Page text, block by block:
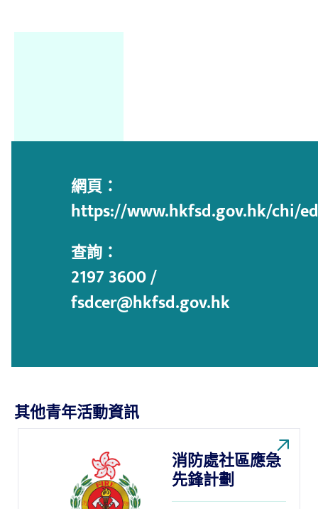
網頁：
https://www.hkfsd.gov.hk/chi/
查詢：
2197 3600 /
fsdcer@hkfsd.gov.hk
其他青年活動資訊
消防處社區應急
先鋒計劃